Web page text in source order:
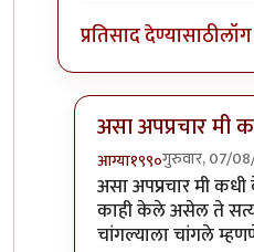
प्रतिसाद देण्यासाठी
असा अपप्रचार मी
आग्या१९९०गुरुवार, 07/
In reply toमोगॅम्बो
असा अपप्रचार मी
काही केले असेल ते
चांगल्याला चांगले